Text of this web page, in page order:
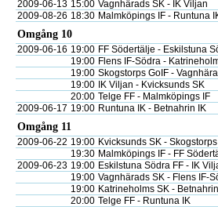
2009-06-13 15:00 Vagnhärads SK - IK Viljan
2009-08-26 18:30 Malmköpings IF - Runtuna
Omgång 10
2009-06-16 19:00 FF Södertälje - Eskilstuna
19:00 Flens IF-Södra -
19:00 Skogstorps GoIF -
19:00
IK Viljan - Kvicksunds SK
20:00 Telge FF - Malmköpings IF
2009-06-17 19:00 Runtuna IK - Betnahrin IK
Omgång 11
2009-06-22 19:00 Kvicksunds SK -
19:30 Malmköpings IF - FF
2009-06-23 19:00 Eskilstuna Södra FF - IK
19:00 Vagnhärads SK - Flens IF-
19:00 Katrineholms SK -
20:00 Telge FF - Runtuna IK